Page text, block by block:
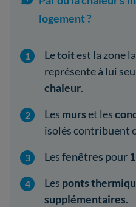
logement ?
Letoitest la zone
représente à lui
chaleur.
Les murset les
isolés contribuent
Lesfenêtres pour
Les ponts
supplémentaires.